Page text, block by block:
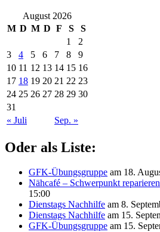
August 2026
M D M D F S
S
1
2
3
4 5 6 7 8
9
10 11 12 13 14 15 16
17 18 19 20 21 22 23
24 25 26 27 28 29 30
31
« Juli
Sep. »
Oder als Liste:
GFK-Übungsgruppe am 18.
Nähcafé – Schwerpunkt reparieren
15:00
Dienstags Nachhilfe am 8.
Dienstags Nachhilfe am 15.
GFK-Übungsgruppe am 15.